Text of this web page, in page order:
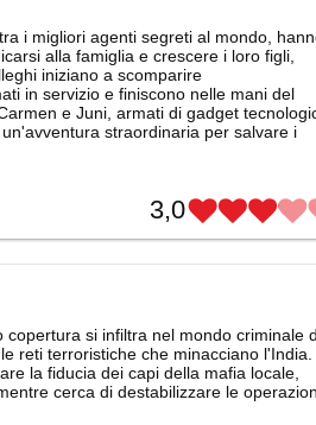
i migliori agenti segreti al mondo,
alla famiglia e crescere i loro figli,
iniziano a scomparire
in servizio e finiscono nelle mani del
e Juni, armati di gadget
straordinaria per salvare i
3,0
si infiltra nel mondo criminale
reti terroristiche che minacciano l'India.
la fiducia dei capi della mafia locale,
cerca di destabilizzare le